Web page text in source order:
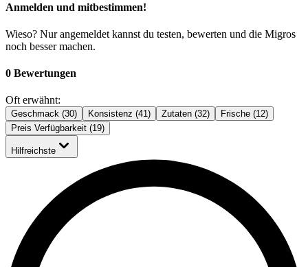
Anmelden und mitbestimmen!
Wieso? Nur angemeldet kannst du testen, bewerten und die Migros
noch besser machen.
0 Bewertungen
Oft erwähnt:
Geschmack (30) Konsistenz (41) Zutaten (32)
Frische (12)
Preis Verfügbarkeit (19)
Hilfreichste